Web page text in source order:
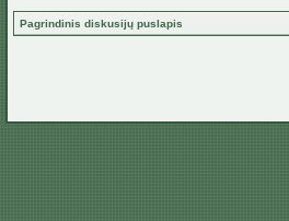
Pagrindinis diskusijų puslapis